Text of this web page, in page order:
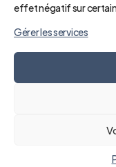
effet négatif sur
Gérer les services